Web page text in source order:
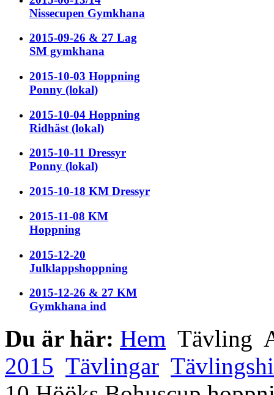
Nissecupen Gymkhana
2015-09-26 & 27 Lag
SM gymkhana
2015-10-03 Hoppning
Ponny (lokal)
2015-10-04 Hoppning
Ridhäst (lokal)
2015-10-11 Dressyr
Ponny (lokal)
2015-10-18 KM Dressyr
2015-11-08 KM
Hoppning
2015-12-20
Julklappshoppning
2015-12-26 & 27 KM
Gymkhana ind
Du är här: Hem Tävling
2015 Tävlingar